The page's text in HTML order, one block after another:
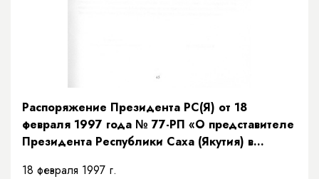
Распоряжение Президента РС(Я) от 18
февраля 1997 года № 77-РП «О представителе
Президента Республики Саха (Якутия) в
18 февраля 1997 г.